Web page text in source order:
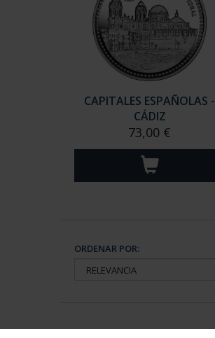
CAPITALES ESPAÑOLAS -
CÁDIZ
73,00 €
ORDENAR POR: